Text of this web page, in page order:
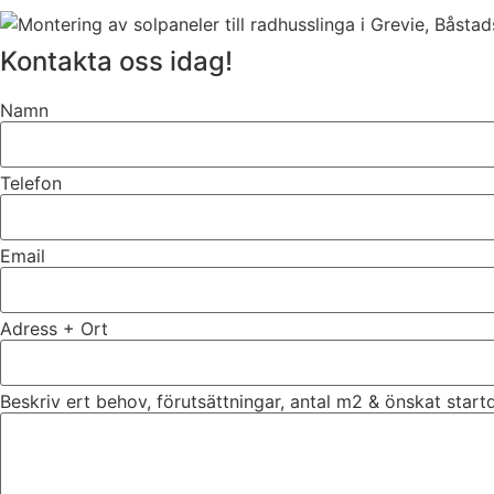
Kontakta oss idag!
Namn
Telefon
Email
Adress + Ort
Beskriv ert behov, förutsättningar, antal m2 & önskat